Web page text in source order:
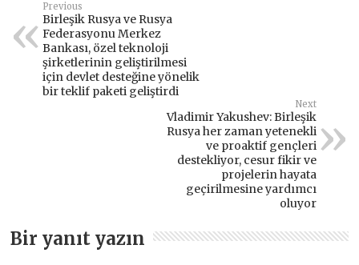
Previous
Birleşik Rusya ve Rusya
Federasyonu Merkez
Bankası, özel teknoloji
şirketlerinin geliştirilmesi
için devlet desteğine yönelik
bir teklif paketi geliştirdi
Next
Vladimir Yakushev: Birleşik
Rusya her zaman yetenekli
ve proaktif gençleri
destekliyor, cesur fikir ve
projelerin hayata
geçirilmesine yardımcı
oluyor
Bir yanıt yazın